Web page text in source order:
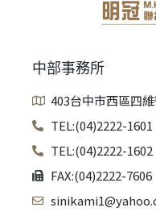
中部事務所
403台中市西區四
TEL:(04)2222-1601
TEL:(04)2222-1602
FAX:(04)2222-7606